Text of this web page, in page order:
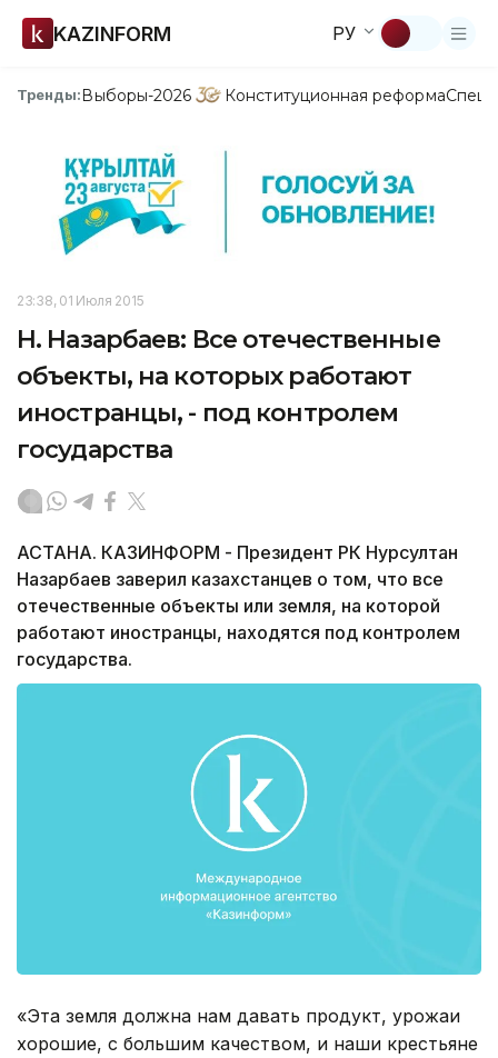
KAZINFORM РУ
Тренды:Выборы-2026 Конституционная реформа
23:38, 01 Июля 2015
Н. Назарбаев: Все отечественные
объекты, на которых работают
иностранцы, - под контролем
государства
АСТАНА. КАЗИНФОРМ - Президент РК Нурсултан
Назарбаев заверил казахстанцев о том, что все
отечественные объекты или земля, на которой
работают иностранцы, находятся под контролем
государства.
«Эта земля должна нам давать продукт, урожаи
хорошие, с большим качеством, и наши крестьяне